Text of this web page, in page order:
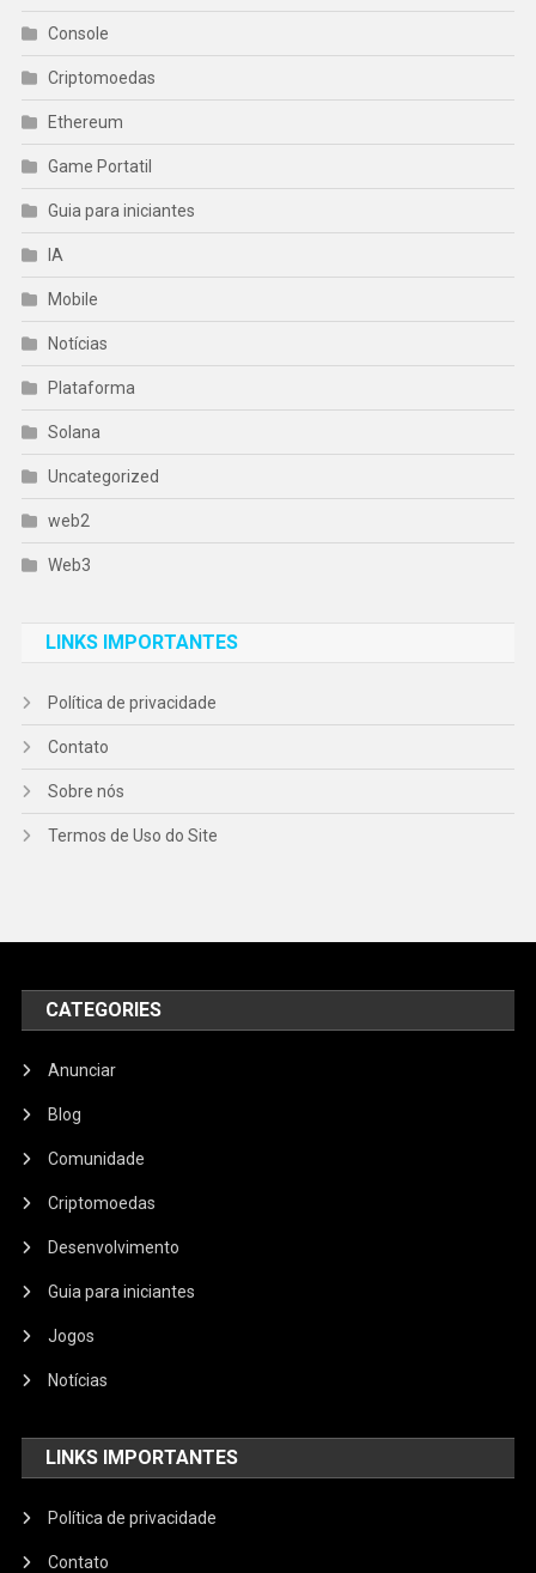
Console
Criptomoedas
Ethereum
Game Portatil
Guia para iniciantes
IA
Mobile
Notícias
Plataforma
Solana
Uncategorized
web2
Web3
LINKS IMPORTANTES
Política de privacidade
Contato
Sobre nós
Termos de Uso do Site
CATEGORIES
Anunciar
Blog
Comunidade
Criptomoedas
Desenvolvimento
Guia para iniciantes
Jogos
Notícias
LINKS IMPORTANTES
Política de privacidade
Contato